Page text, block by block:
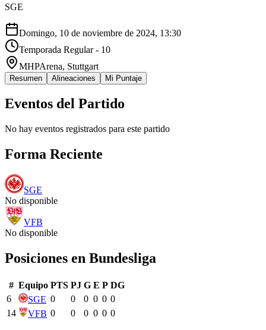
SGE
Domingo, 10 de noviembre de 2024, 13:30
Temporada Regular - 10
MHPArena, Stuttgart
Resumen Alineaciones Mi Puntaje
Eventos del Partido
No hay eventos registrados para este partido
Forma Reciente
SGE
No disponible
VFB
No disponible
Posiciones en Bundesliga
# Equipo PTS PJ G E P DG
6
SGE 0 0 0 0 0 0
14
VFB 0 0 0 0 0 0